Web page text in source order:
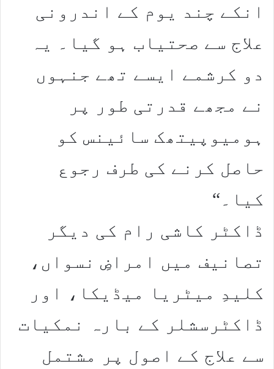
انکے چند یوم کے اندرونی
علاج سے صحتیاب ہو گیا۔ یہ
دو کرشمے ایسے تھے جنہوں
نے مجھے قدرتی طور پر
ہومیوپیتھک سائینس کو
حاصل کرنے کی طرف رجوع
کیا۔“
ڈاکٹر کاشی رام کی دیگر
تصانیف میں امراضِ نسواں،
کلیدِ میٹریا میڈیکا، اور
ڈاکٹرسشلر کے بارہ نمکیات
سے علاج کے اصول پر مشتمل